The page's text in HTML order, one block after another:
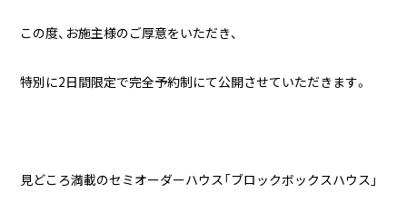
この度、お施主様のご厚意をいただき、
特別に2日間限定で完全予約制にて公開させていただきます。
見どころ満載のセミオーダーハウス「ブロックボックスハウス」